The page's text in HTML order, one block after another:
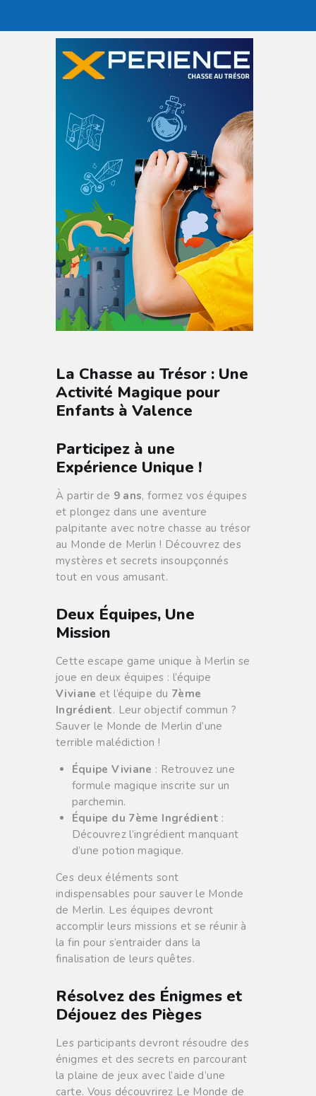
La Chasse au Trésor : Une
Activité Magique pour
Enfants à Valence
Participez à une
Expérience Unique !
À partir de 9 ans, formez vos équipes
et plongez dans une aventure
palpitante avec notre chasse au trésor
au Monde de Merlin ! Découvrez des
mystères et secrets insoupçonnés
tout en vous amusant.
Deux Équipes, Une
Mission
Cette escape game unique à Merlin se
joue en deux équipes : l’équipe
Viviane et l’équipe du 7ème
Ingrédient. Leur objectif commun ?
Sauver le Monde de Merlin d’une
terrible malédiction !
Équipe Viviane : Retrouvez une
formule magique inscrite sur un
parchemin.
Équipe du 7ème Ingrédient :
Découvrez l’ingrédient manquant
d’une potion magique.
Ces deux éléments sont
indispensables pour sauver le Monde
de Merlin. Les équipes devront
accomplir leurs missions et se réunir à
la fin pour s’entraider dans la
finalisation de leurs quêtes.
Résolvez des Énigmes et
Déjouez des Pièges
Les participants devront résoudre des
énigmes et des secrets en parcourant
la plaine de jeux avec l’aide d’une
carte. Vous découvrirez Le Monde de